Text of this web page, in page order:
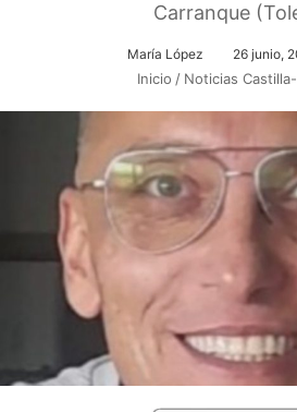
Carranque
María López 26 junio,
Inicio / Noticias